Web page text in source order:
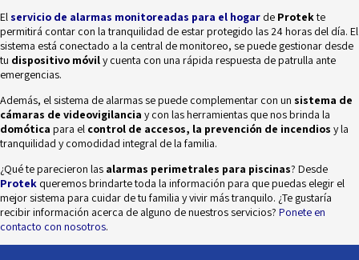
El servicio de alarmas monitoreadas para el hogar de Protekte
permitirá contar con la tranquilidad de estar protegido las 24 horas del día. El
sistema está conectado a la central de monitoreo, se puede gestionar desde
tu dispositivo móvily cuenta con una rápida respuesta de patrulla ante
emergencias.
Además, el sistema de alarmas se puede complementar con un sistema de
cámaras de videovigilancia y con las herramientas que nos brinda la
domótica para el control de accesos, la prevención de incendios y la
tranquilidad y comodidad integral de la familia.
¿Qué te parecieron las alarmas perimetrales para piscinas? Desde
Protek queremos brindarte toda la información para que puedas elegir el
mejor sistema para cuidar de tu familia y vivir más tranquilo. ¿Te gustaría
recibir información acerca de alguno de nuestros servicios? Ponete en
contacto con nosotros.